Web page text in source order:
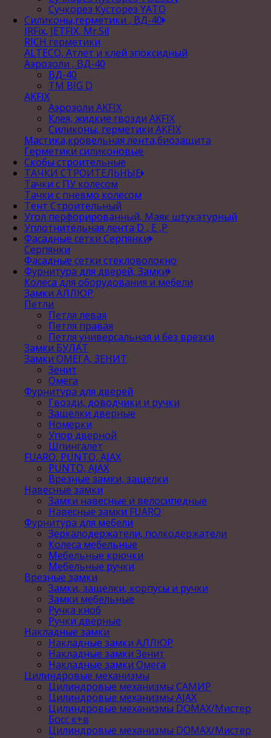
Сучкорез Кусторез YATO
Силиконы,герметики , ВД-40
IRFix, JETFIX, Mr.Sil
RICH герметики
ALTECO, Атлет и клей эпоксидный
Аэрозоли , ВД-40
ВД-40
TM BIG D
AKFIX
Аэрозоли AKFIX
Клея, жидкие гвозди AKFIX
Силиконы, герметики AKFIX
Мастика,кровельная лента,биозащита
Герметики силиконовые
Скобы строительные
ТАЧКИ СТРОИТЕЛЬНЫЕ
Тачки с ПУ колесом
Тачки с пневмо колесом
Тент Строительный
Угол перфорированный, Маяк штукатурный
Уплотнительная лента D , Е ,P
Фасадные сетки Серпянки
Серпянки
Фасадные сетки стекловолокно
Фурнитура для дверей, Замки
Колеса для оборудования и мебели
Замки АЛЛЮР
Петли
Петля левая
Петля правая
Петля универсальная и без врезки
Замки БУЛАТ
Замки ОМЕГА, ЗЕНИТ
Зенит
Омега
Фурнитура для дверей
Гвозди, доводчики и ручки
Защелки дверные
Номерки
Упор дверной
Шпингалет
FUARO, PUNTO, AJAX
PUNTO, AJAX
Врезные замки, защелки
Навесные замки
Замки навесные и велосипедные
Навесные замки FUARO
Фурнитура для мебели
Зеркалодержатели, полкодержатели
Колеса мебельные
Мебельные крючки
Мебельные ручки
Врезные замки
Замки, защелки, корпусы и ручки
Замки мебельные
Ручка кноб
Ручки дверные
Накладные замки
Накладные замки АЛЛЮР
Накладные замки Зенит
Накладные замки Омега
Цилиндровые механизмы
Цилиндровые механизмы САМИР
Цилиндровые механизмы AJAX
Цилиндровые механизмы DOMAX/Мистер
Босс к+в
Цилиндровые механизмы DOMAX/Мистер